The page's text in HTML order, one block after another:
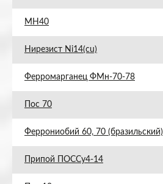
МН40
Нирезист Ni14(cu)
Ферромарганец ФМн-70-78
Пос 70
Феррониобий 60, 70 (бразильский)
Припой ПОССу4-14